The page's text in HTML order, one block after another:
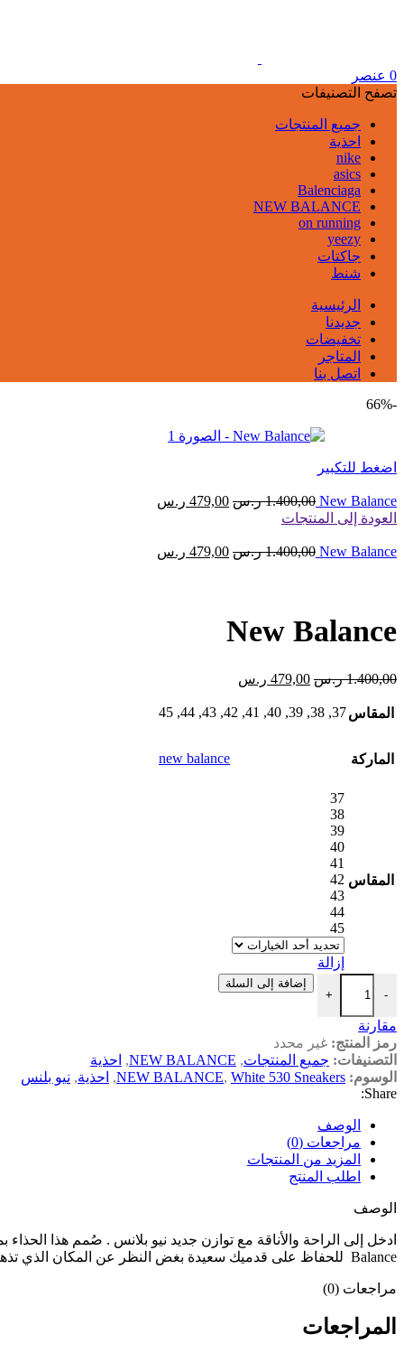
0 عنصر
تصفح التصنيفات
جميع المنتجات
احذية
nike
asics
Balenciaga
NEW BALANCE
on running
yeezy
جاكتات
شنط
الرئيسية
جديدنا
تخفيضات
المتاجر
اتصل بنا
-66%
اضغط للتكبير
New Balance
1.400,00 ر.س السعر
1.400,00 ر.س.
479,00 ر.س
العودة إلى المنتجات
New Balance
1.400,00 ر.س السعر
479,00 ر.س
New Balance
1.400,00 ر.س السعر
هو:
479,00 ر.س
هو:
المقاس37
,
38
,
39
,
40
,
41
,
42
,
43
,
44
,
45
الماركة new balance
المقاس
37
38
39
40
41
42
43
44
45
إزالة
-
+
إضافة إلى السلة
مقارنة
رمز المنتج: غير محدد
التصنيفات: جميع المنتجات,
NEW BALANCE
, احذية
الوسوم:
NEW BALANCE, White 530 Sneakers
, احذية, نيو بلنس
Share:
الوصف
مراجعات (0)
المزيد من المنتجات
اطلب المنتج
الوصف
Balance للحفاظ على قدميك سعيدة بغض النظر عن المكان الذي تذهب إليه.
مراجعات (0)
المراجعات